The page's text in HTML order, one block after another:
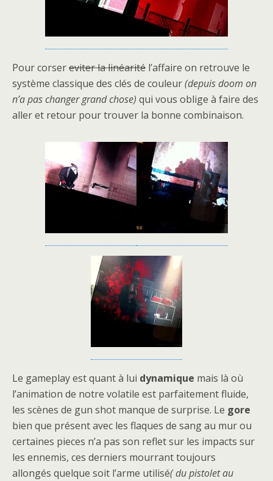
Pour corsereviter la linéarité l’affaire on retrouve le
système classique des clés de couleur(depuis doom on
n’a pas changer grand chose) qui vous oblige à faire des
aller et retour pour trouver la bonne combinaison.
Le gameplay est quant à lui dynamique mais là où
l’animation de notre volatile est parfaitement fluide,
les scènes de gun shot manque de surprise. Le gore
bien que présent avec les flaques de sang au mur ou
certaines pieces n’a pas son reflet sur les impacts sur
les ennemis, ces derniers mourrant toujours
allongés quelque soit l’arme utilisé( du pistolet au